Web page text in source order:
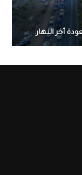
أخر النهار.